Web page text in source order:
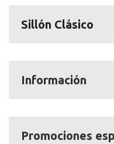
Sillón Clásico
Información
Promociones